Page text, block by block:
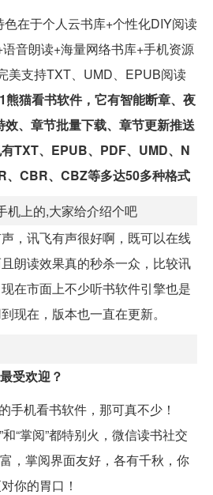
在于个人云书库+个性化DIY阅读
音朗读+海量网络书库+手机资源
美支持TXT、UMD、EPUB阅读
熊猫看书软件，它有智能断章、夜
、章节批量下载、章节更新推送
TXT、EPUB、PDF、UMD、N
、CBR、CBZ等多达50多种格式
机上的,大家给介绍个吧
，讯飞有声很好啊，既可以在线
朗读效果真的秒杀一众，比较讯
在市面上不少听书软件引擎也是
现在，版本也一直在更新。
受欢迎？
手机看书软件，那可真不少！
和“掌阅”都特别火，微信读书社交
，掌阅界面友好，各有千秋，你
你的胃口！